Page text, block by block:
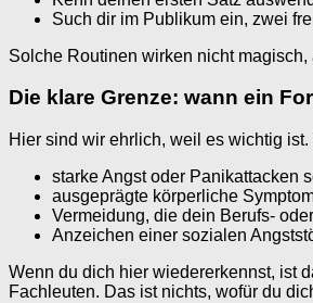
Such dir im Publikum ein, zwei
Solche Routinen wirken nicht
Die klare Grenze: wann ein
Hier sind wir ehrlich, weil es wichtig
starke Angst oder Panikattacken
ausgeprägte körperliche
Vermeidung, die dein Berufs-
Anzeichen einer sozialen
Wenn du dich hier wiedererkennst, ist
Fachleuten. Das ist nichts, wofür du